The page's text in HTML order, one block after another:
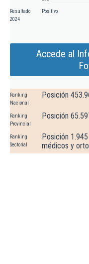
Resultado
2024
Positivo
Accede al
Ranking
Nacional
Posición
Ranking
Provincial
Posición
Ranking
Sectorial
Posición
médicos y